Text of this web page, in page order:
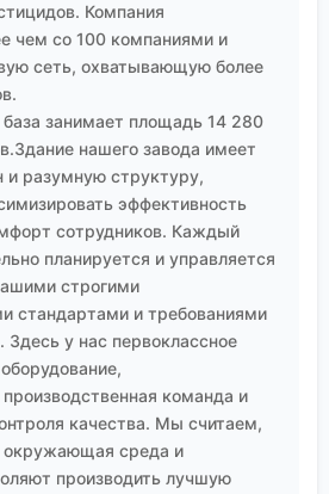
Компания
чем со 100 компаниями и
сеть, охватывающую более
занимает площадь 14 280
нашего завода имеет
и разумную структуру,
эффективность
сотрудников. Каждый
планируется и управляется
строгими
стандартами и требованиями
Здесь у нас первоклассное
команда и
качества. Мы считаем,
окружающая среда и
производить лучшую